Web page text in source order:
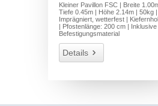
Kleiner Pavillon FSC | Breite
Tiefe 0.45m | Höhe 2.14m | 50kg |
Imprägniert, wetterfest |
| Pfostenlänge: 200 cm | Inklusive
Befestigungsmaterial
Details